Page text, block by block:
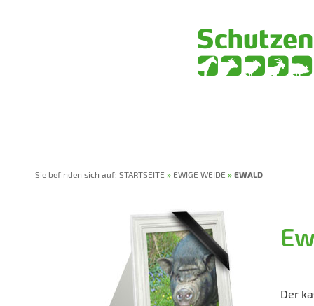
Sie befinden sich auf: STARTSEITE » EWIGE WEIDE » EWALD
Der